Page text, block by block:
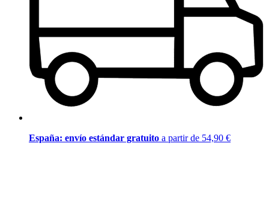
España: envío estándar gratuito a partir de 54,90 €